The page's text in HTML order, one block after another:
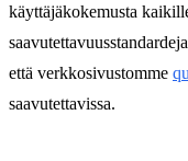
käyttäjäkokemusta
että verkkosivustomme
saavutettavissa.